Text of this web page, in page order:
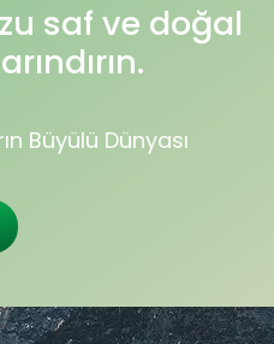
saf ve doğal
Büyülü Dünyası